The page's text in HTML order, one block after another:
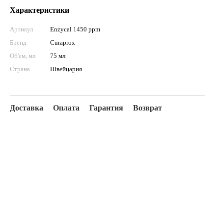
Характеристики
Артикул
Enzycal 1450 ppm
Бренд
Curaprox
Об'єм, мл
75 мл
Страна
Швейцария
Доставка Оплата Гарантия Возврат